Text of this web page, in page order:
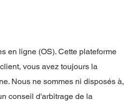
en ligne (OS). Cette plateforme
vous avez toujours la
Nous ne sommes ni disposés à,
conseil d'arbitrage de la